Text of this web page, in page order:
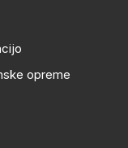
opreme